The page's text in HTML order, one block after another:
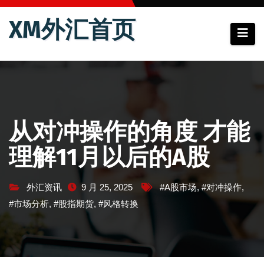
跳
XM外汇首页
从对冲操作的角度 才能
理解11月以后的A股
外汇资讯 9 月 25, 2025 #A股市场,#对冲操作,
#市场分析, #股指期货, #风格转换